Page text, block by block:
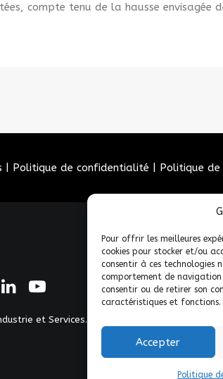
Pour offrir les meilleures
cookies pour stocker et/ou
consentir à ces technologies
comportement de navigation
consentir ou de retirer son
caractéristiques et fonctions.
Accepter
Politique
compte tenu de la hausse envisagée
Politique de confidentialité Politique de
et Services. | Tous droits réservés.